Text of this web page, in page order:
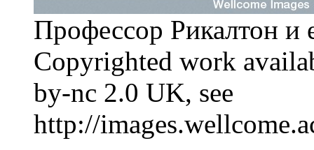
Профессор Рикалтон и
Copyrighted work
by-nc 2.0 UK, see
http://